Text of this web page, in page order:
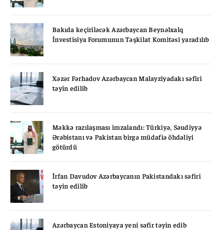
Bakıda keçiriləcək Azərbaycan Beynəlxalq
İnvestisiya Forumunun Təşkilat Komitəsi yaradılıb
Xəzər Fərhadov Azərbaycan Malayziyadakı səfiri
təyin edilib
Məkkə razılaşması imzalandı: Türkiyə, Səudiyyə
Ərəbistanı və Pakistan birgə müdafiə öhdəliyi
götürdü
İrfan Davudov Azərbaycanın Pakistandakı səfiri
təyin edilib
Azərbaycan Estoniyaya yeni səfir təyin edib